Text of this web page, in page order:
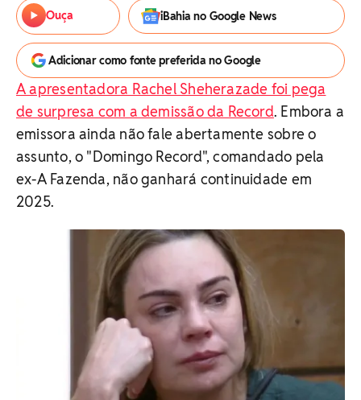
Ouça iBahia no Google News
Adicionar como fonte preferida no Google
A apresentadora Rachel Sheherazade foi pega
de surpresa com a demissão da Record. Embora a
emissora ainda não fale abertamente sobre o
assunto, o "Domingo Record", comandado pela
ex-A Fazenda, não ganhará continuidade em
2025.